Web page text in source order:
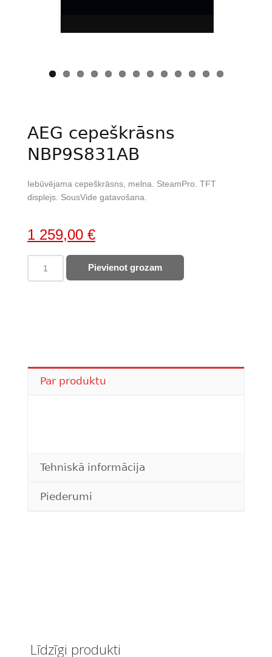
AEG cepeškrāsns
NBP9S831AB
Iebūvējama cepeškrāsns, melna. SteamPro. TFT
displejs. SousVide gatavošana.
Original
price
was:
1 259,00 €Current
price
is:
cepeškrāsns
Pievienot grozam
Par produktu
Tehniskā informācija
Piederumi
Līdzīgi produkti